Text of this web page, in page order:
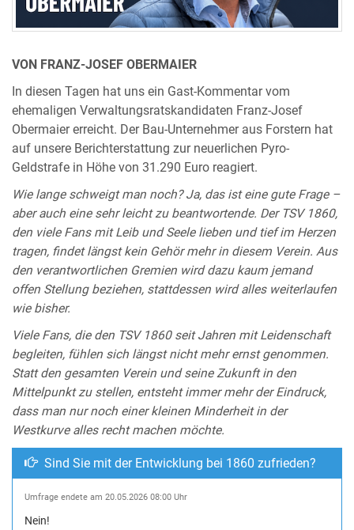
VON FRANZ-JOSEF OBERMAIER
In diesen Tagen hat uns ein Gast-Kommentar vom
ehemaligen Verwaltungsratskandidaten Franz-Josef
Obermaier erreicht. Der Bau-Unternehmer aus Forstern hat
auf unsere Berichterstattung zur neuerlichen Pyro-
Geldstrafe in Höhe von 31.290 Euro reagiert.
Wie lange schweigt man noch? Ja, das ist eine gute Frage –
aber auch eine sehr leicht zu beantwortende. Der TSV 1860,
den viele Fans mit Leib und Seele lieben und tief im Herzen
tragen, findet längst kein Gehör mehr in diesem Verein. Aus
den verantwortlichen Gremien wird dazu kaum jemand
offen Stellung beziehen, stattdessen wird alles weiterlaufen
wie bisher.
Viele Fans, die den TSV 1860 seit Jahren mit Leidenschaft
begleiten, fühlen sich längst nicht mehr ernst genommen.
Statt den gesamten Verein und seine Zukunft in den
Mittelpunkt zu stellen, entsteht immer mehr der Eindruck,
dass man nur noch einer kleinen Minderheit in der
Westkurve alles recht machen möchte.
Sind Sie mit der Entwicklung bei 1860 zufrieden?
Umfrage endete am 20.05.2026 08:00 Uhr
Nein!